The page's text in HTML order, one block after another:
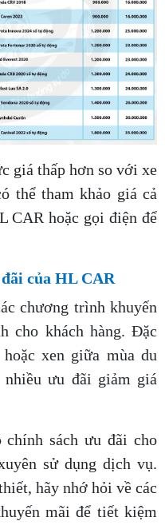
giá thấp hơn so với xe
thể tham khảo giá cả
CAR hoặc gọi điện để
của HL CAR
chương trình khuyến
cho khách hàng. Đặc
xen giữa mùa du
ưu đãi giảm giá
sách ưu đãi cho
sử dụng dịch vụ.
hãy nhớ hỏi về các
mãi để tiết kiệm